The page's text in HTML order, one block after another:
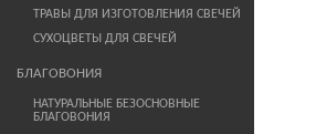
ТРАВЫ ДЛЯ ИЗГОТОВЛЕНИЯ СВЕЧЕЙ
СУХОЦВЕТЫ ДЛЯ СВЕЧЕЙ
БЛАГОВОНИЯ
НАТУРАЛЬНЫЕ БЕЗОСНОВНЫЕ
БЛАГОВОНИЯ